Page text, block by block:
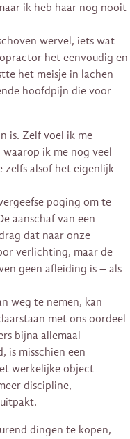
ik heb haar nog nooit
wervel, iets wat
het eenvoudig en
het meisje in lachen
hoofdpijn die voor
is. Zelf voel ik me
ik me nog veel
zelfs alsof het eigenlijk
poging om te
aanschaf van een
dat naar onze
verlichting, maar de
geen afleiding is – als
weg te nemen, kan
met ons oordeel
bijna allemaal
is misschien een
werkelijke object
discipline,
dingen te kopen,